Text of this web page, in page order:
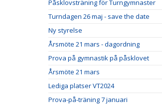
Påsklovsträning för Turngymnaster
Turndagen 26 maj - save the date
Ny styrelse
Årsmöte 21 mars - dagordning
Prova på gymnastik på påsklovet
Årsmöte 21 mars
Lediga platser VT2024
Prova-på-träning 7 januari